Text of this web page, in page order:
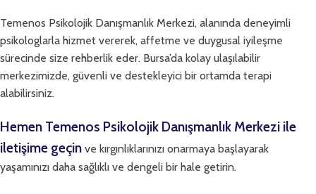
Temenos Psikolojik Danışmanlık Merkezi, alanında deneyimli
psikologlarla hizmet vererek, affetme ve duygusal iyileşme
sürecinde size rehberlik eder. Bursa’da kolay ulaşılabilir
merkezimizde, güvenli ve destekleyici bir ortamda terapi
alabilirsiniz.
Hemen Temenos Psikolojik Danışmanlık Merkezi ile
iletişime geçin ve kırgınlıklarınızı onarmaya başlayarak
yaşamınızı daha sağlıklı ve dengeli bir hale getirin.